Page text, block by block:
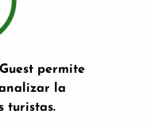
permite
la
turistas.